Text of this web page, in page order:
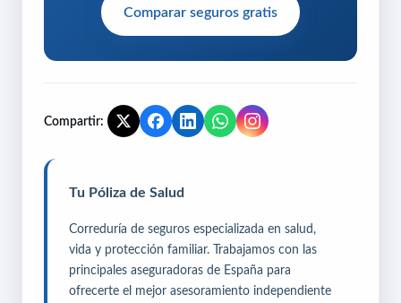
Comparar seguros gratis
Compartir:
Tu Póliza de Salud
Correduría de seguros especializada en salud,
vida y protección familiar. Trabajamos con las
principales aseguradoras de España para
ofrecerte el mejor asesoramiento independiente